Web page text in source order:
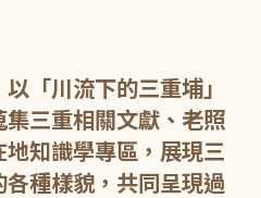
「川流下的三重埔」
三重相關文獻、老照
知識學專區，展現三
種樣貌，共同呈現過